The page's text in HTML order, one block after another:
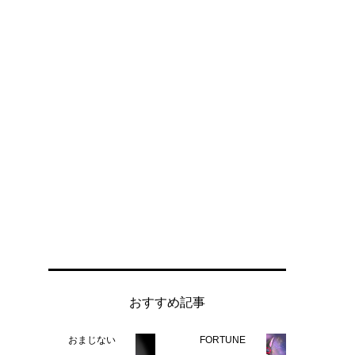
おすすめ記事
おまじない FORTUNE